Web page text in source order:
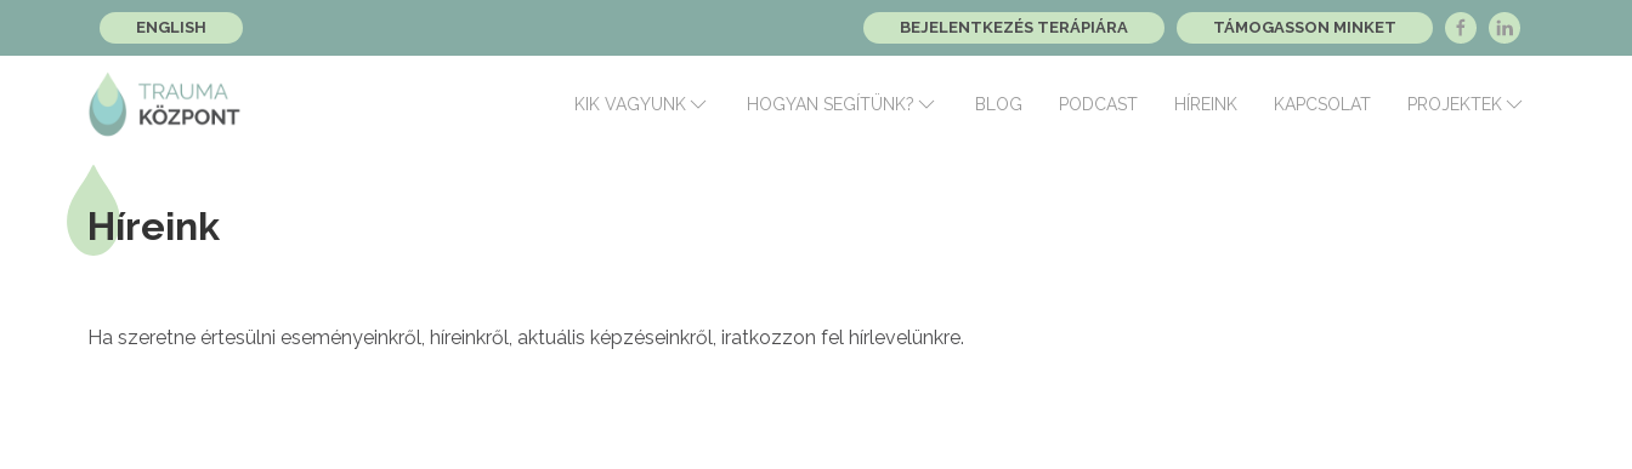
ENGLISH BEJELENTKEZÉS TERÁPIÁRA TÁMOGASSON MINKET
KIK VAGYUNK HOGYAN SEGÍTÜNK? BLOG PODCAST HÍREINK KAPCSOLAT PROJEKTEK
Híreink
Ha szeretne értesülni eseményeinkről, híreinkről, aktuális képzéseinkről, iratkozzon fel hírlevelünkre.